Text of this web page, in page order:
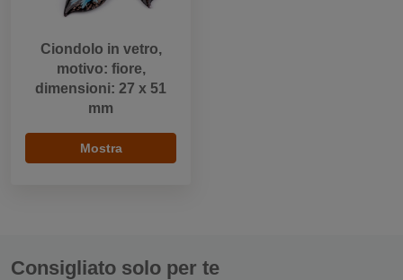
Ciondolo in vetro,
motivo: fiore,
dimensioni: 27 x 51
mm
Mostra
Consigliato solo per te